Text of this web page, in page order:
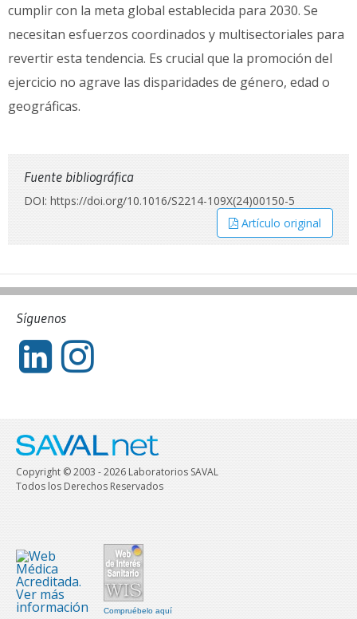
cumplir con la meta global establecida para 2030. Se
necesitan esfuerzos coordinados y multisectoriales para
revertir esta tendencia. Es crucial que la promoción del
ejercicio no agrave las disparidades de género, edad o
geográficas.
Fuente bibliográfica
DOI: https://doi.org/10.1016/S2214-109X(24)00150-5
Artículo original
Síguenos
Copyright © 2003 - 2026 Laboratorios SAVAL
Todos los Derechos Reservados
Compruébelo aquí